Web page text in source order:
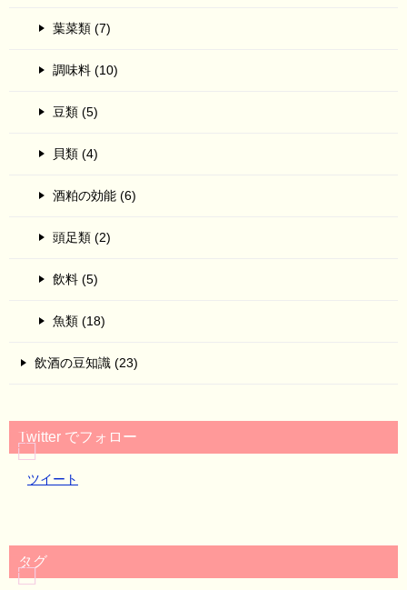
葉菜類 (7)
調味料 (10)
豆類 (5)
貝類 (4)
酒粕の効能 (6)
頭足類 (2)
飲料 (5)
魚類 (18)
飲酒の豆知識 (23)
Twitter でフォロー
ツイート
タグ